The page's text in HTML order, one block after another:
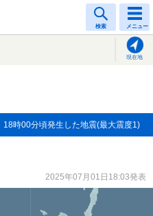
検索 メニュー
現在地
18時00分頃発生した地震(最大震度1)
2025年07月01日18:03発表